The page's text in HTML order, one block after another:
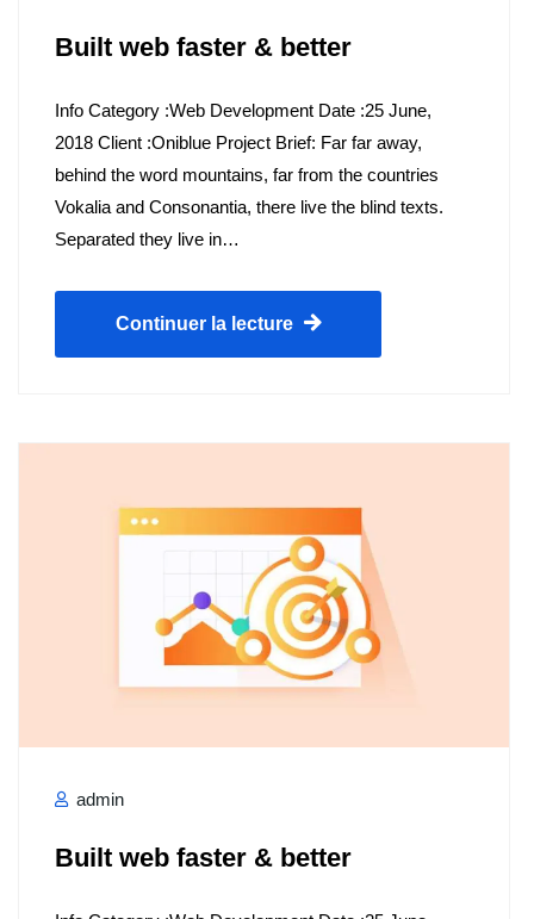
Built web faster & better
Info Category :Web Development Date :25 June,
2018 Client :Oniblue Project Brief: Far far away,
behind the word mountains, far from the countries
Vokalia and Consonantia, there live the blind texts.
Separated they live in…
Continuer la lecture
admin
Built web faster & better